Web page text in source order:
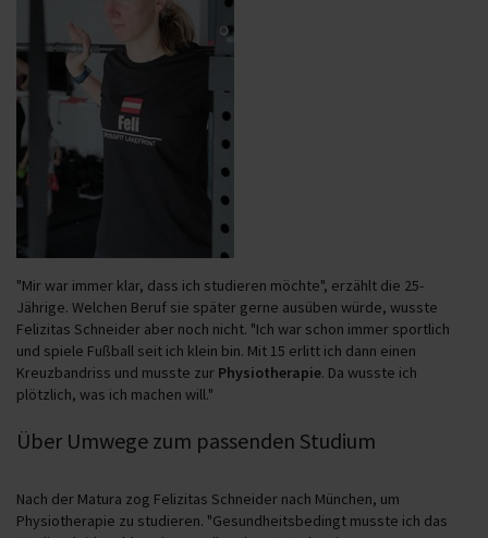
"Mir war immer klar, dass ich studieren möchte", erzählt die 25-
Jährige. Welchen Beruf sie später gerne ausüben würde, wusste
Felizitas Schneider aber noch nicht. "Ich war schon immer sportlich
und spiele Fußball seit ich klein bin. Mit 15 erlitt ich dann einen
Kreuzbandriss und musste zur Physiotherapie. Da wusste ich
plötzlich, was ich machen will."
Über Umwege zum passenden Studium
Nach der Matura zog Felizitas Schneider nach München, um
Physiotherapie zu studieren. "Gesundheitsbedingt musste ich das